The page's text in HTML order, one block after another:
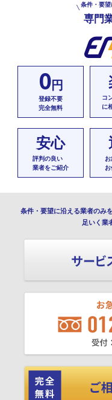
条件・要
専門
0円
登録不要
完全無料
コ
に
安心
評判の良い
業者をご紹介
お
お
条件・要望に沿える業者のみ
足いく業